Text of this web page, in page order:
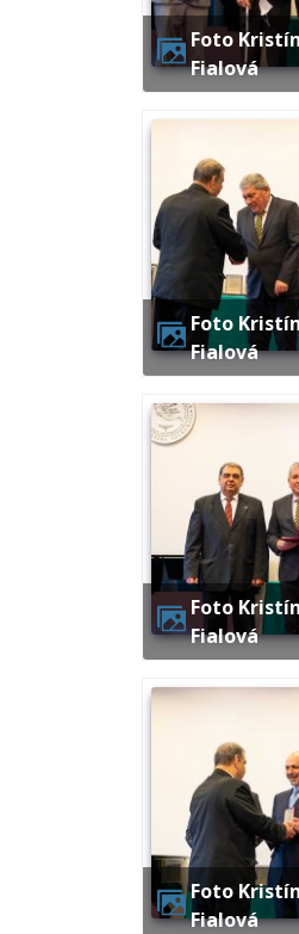
Foto Kristína
Fialová
Foto Kristína
Fialová
Foto Kristína
Fialová
Foto Kristína
Fialová